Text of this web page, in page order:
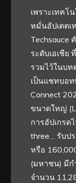
เพราะเทคโ
หมั่นอัปเดต
Techsauce
ระดับเอเชีย
รวมไว้ในบท
เป็นแชทบอท
Connect
ขนาดใหญ่
การอัปเกรด
three… รับป
หรือ
(มหาชน) มีก
จำนวน